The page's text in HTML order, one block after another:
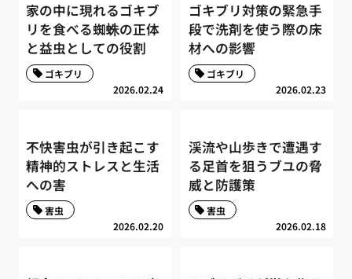
家の中に現れるゴキブ
リを食べる蜘蛛の正体
と益虫としての役割
2026.02.24
ゴキブリ
ゴキブリ対策の緊急手
段で洗剤を使う際の床
材への影響
2026.02.23
ゴキブリ
不快害虫が引き起こす
精神的ストレスと生活
への害
2026.02.20
害虫
渓流や山歩きで遭遇す
る足首を狙うブユの脅
威と防護策
2026.02.18
害虫